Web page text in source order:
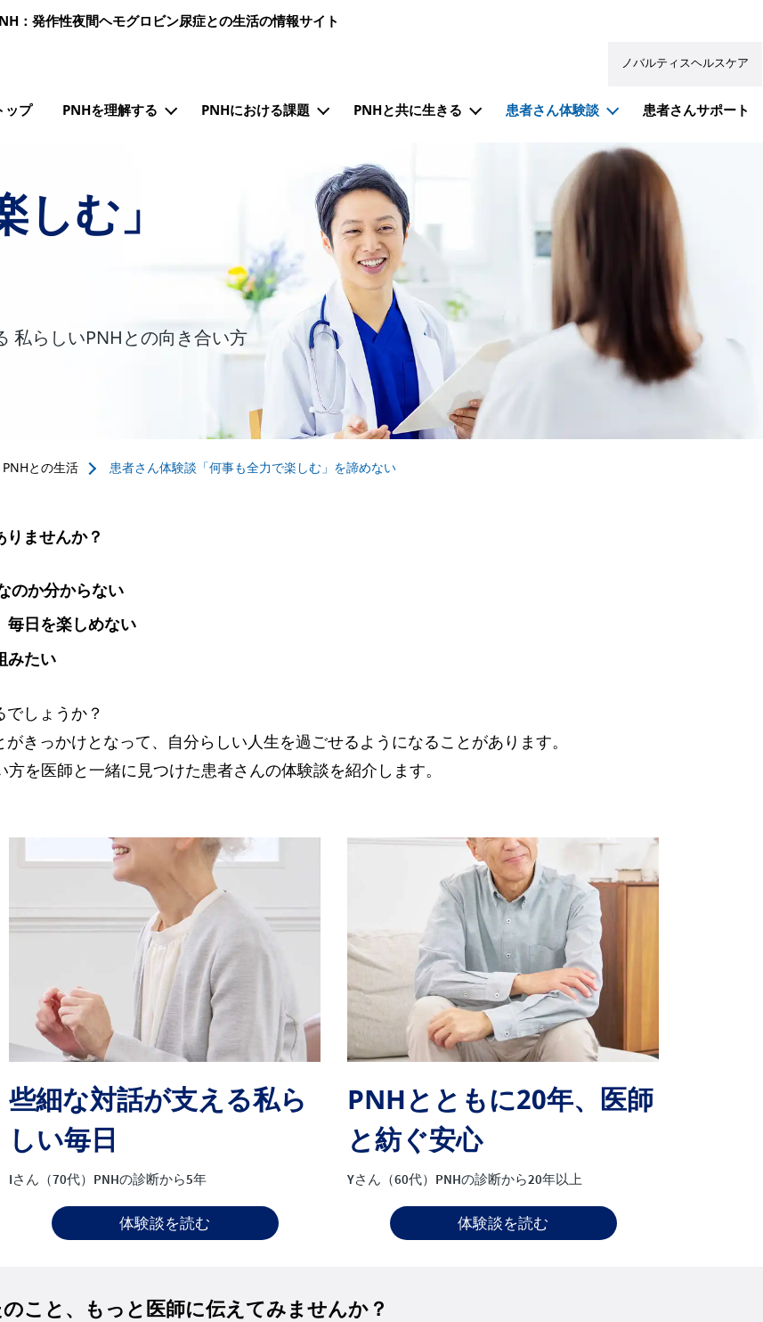
メインコンテンツに移動
：発作性夜間ヘモグロビン尿症との生活の情報サイト
ノバルティスヘルスケア
ップ PNHを理解する PNHにおける課題 PNHと共に生きる 患者さん体験談 患者さんサポート
しむ」
私らしいPNHとの向き合い方
PNHとの⽣活 患者さん体験談「何事も全力で楽しむ」を諦めない
ませんか？
のか分からない
毎日を楽しめない
みたい
しょうか？
きっかけとなって、自分らしい人生を過ごせるようになることがあります。
を医師と一緒に見つけた患者さんの体験談を紹介します。
些細な対話が支える私ら
しい毎日
Iさん（70代）PNHの診断から5年
体験談を読む
PNHとともに20年、医師
と紡ぐ安心
Yさん（60代）PNHの診断から20年以上
体験談を読む
こと、もっと医師に伝えてみませんか？